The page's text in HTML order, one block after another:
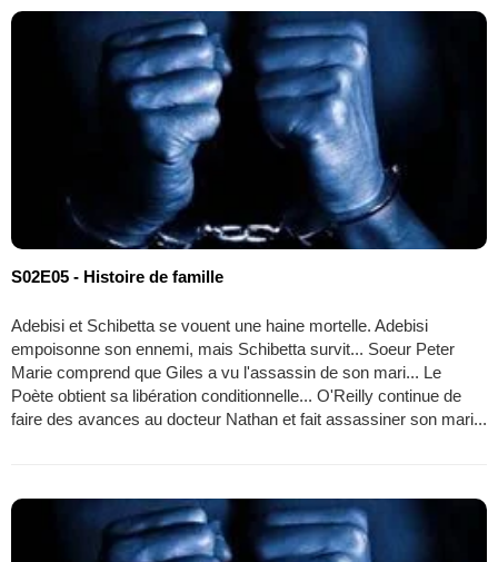
S02E05 - Histoire de famille
Adebisi et Schibetta se vouent une haine mortelle. Adebisi
empoisonne son ennemi, mais Schibetta survit... Soeur Peter
Marie comprend que Giles a vu l'assassin de son mari... Le
Poète obtient sa libération conditionnelle... O'Reilly continue de
faire des avances au docteur Nathan et fait assassiner son mari...